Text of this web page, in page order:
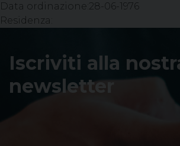
Data ordinazione: 28-06-1976
Residenza:
Iscriviti alla
newsletter